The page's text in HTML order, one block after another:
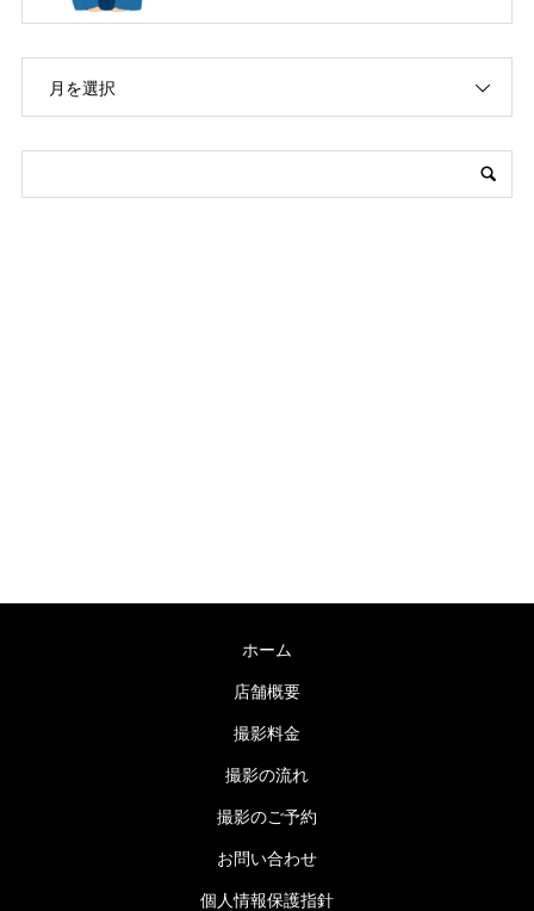
月を選択
ホーム
店舗概要
撮影料金
撮影の流れ
撮影のご予約
お問い合わせ
個人情報保護指針